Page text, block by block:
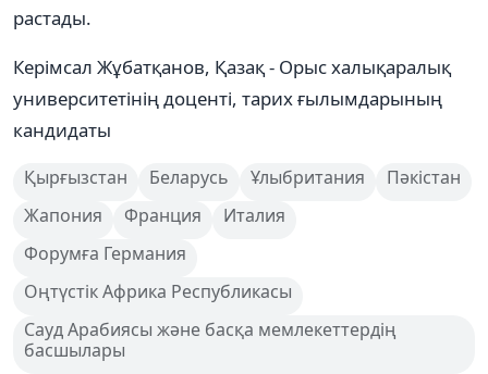
растады.
Керімсал Жұбатқанов, Қазақ - Орыс халықаралық
университетінің доценті, тарих ғылымдарының
кандидаты
Қырғызстан Беларусь Ұлыбритания
Пәкістан
Жапония
Франция
Италия
Форумға Германия
Оңтүстік Африка Республикасы
Сауд Арабиясы және басқа мемлекеттердің
басшылары